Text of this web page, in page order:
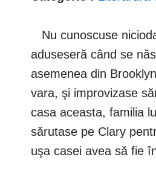
Nu cunoscuse
aduseseră când se
asemenea din
vara, şi improvizase
casa aceasta, familia
sărutase pe Clary
uşa casei avea să fie